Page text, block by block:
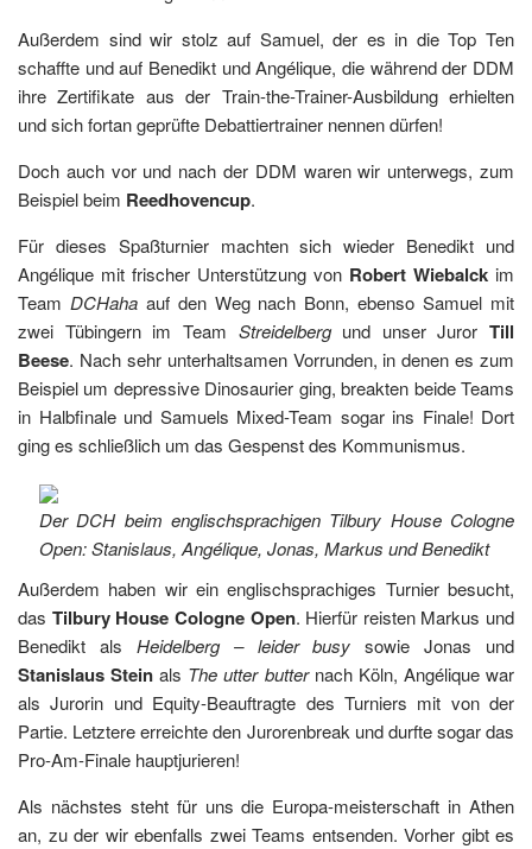
Außerdem sind wir stolz auf Samuel, der es in die Top Ten
schaffte und auf Benedikt und Angélique, die während der DDM
ihre Zertifikate aus der Train-the-Trainer-Ausbildung erhielten
und sich fortan geprüfte Debattiertrainer nennen dürfen!
Doch auch vor und nach der DDM waren wir unterwegs, zum
Beispiel beim Reedhovencup.
Für dieses Spaßturnier machten sich wieder Benedikt und
Angélique mit frischer Unterstützung von Robert Wiebalck im
Team DCHahaauf den Weg nach Bonn, ebenso Samuel mit
zwei Tübingern im Team Streidelbergund unser Juror Till
Beese. Nach sehr unterhaltsamen Vorrunden, in denen es zum
Beispiel um depressive Dinosaurier ging, breakten beide Teams
in Halbfinale und Samuels Mixed-Team sogar ins Finale! Dort
ging es schließlich um das Gespenst des Kommunismus.
Der DCH beim englischsprachigen Tilbury House Cologne
Open: Stanislaus, Angélique, Jonas, Markus und Benedikt
Außerdem haben wir ein englischsprachiges Turnier besucht,
das Tilbury House Cologne Open. Hierfür reisten Markus und
Benedikt als Heidelberg – leider busy sowie Jonas und
Stanislaus Stein als The utter butternach Köln, Angélique war
als Jurorin und Equity-Beauftragte des Turniers mit von der
Partie. Letztere erreichte den Jurorenbreak und durfte sogar das
Pro-Am-Finale hauptjurieren!
Als nächstes steht für uns die Europa-meisterschaft in Athen
an, zu der wir ebenfalls zwei Teams entsenden. Vorher gibt es